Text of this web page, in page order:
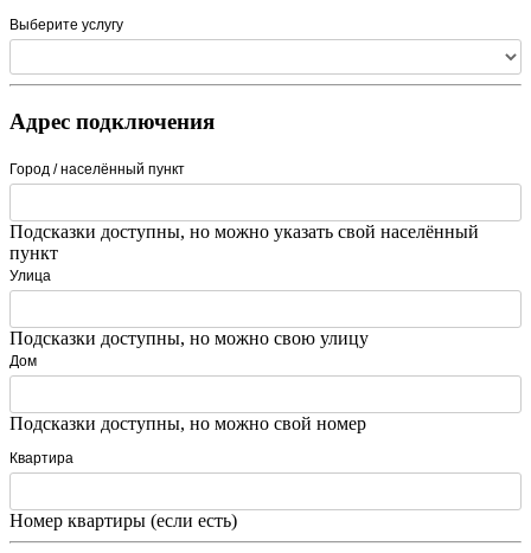
Выберите услугу
Адрес подключения
Город / населённый пункт
Подсказки доступны, но можно указать свой населённый
пункт
Улица
Подсказки доступны, но можно свою улицу
Дом
Подсказки доступны, но можно свой номер
Квартира
Номер квартиры (если есть)